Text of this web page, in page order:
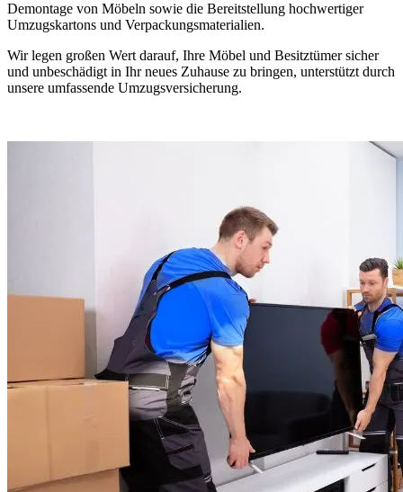
Demontage von Möbeln sowie die Bereitstellung hochwertiger
Umzugskartons und Verpackungsmaterialien.
Wir legen großen Wert darauf, Ihre Möbel und Besitztümer sicher
und unbeschädigt in Ihr neues Zuhause zu bringen, unterstützt durch
unsere umfassende Umzugsversicherung.